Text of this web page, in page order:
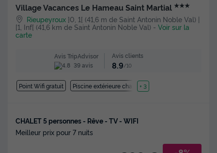
Village Vacances Le Hameau Saint Martial ★★★
Rieupeyroux ]0, 1[ (41,6 m de Saint Antonin Noble Val) |
[1, Inf[ (41,6 km de Saint Antonin Noble Val) - Voir sur la
carte
Avis TripAdvisor
39 avis
Avis clients
8.9/10
Point Wifi gratuit Piscine extérieure chauffée
+ 3
CHALET 5 personnes - Rêve - TV - WIFI
Meilleur prix pour 7 nuits